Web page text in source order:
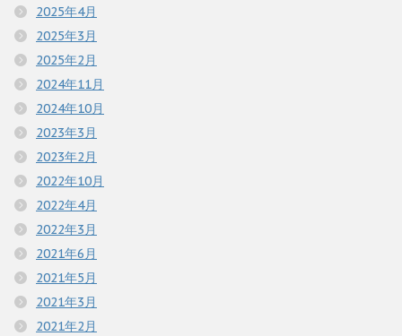
2025年4月
2025年3月
2025年2月
2024年11月
2024年10月
2023年3月
2023年2月
2022年10月
2022年4月
2022年3月
2021年6月
2021年5月
2021年3月
2021年2月